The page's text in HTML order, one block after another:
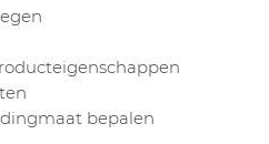
bepalen